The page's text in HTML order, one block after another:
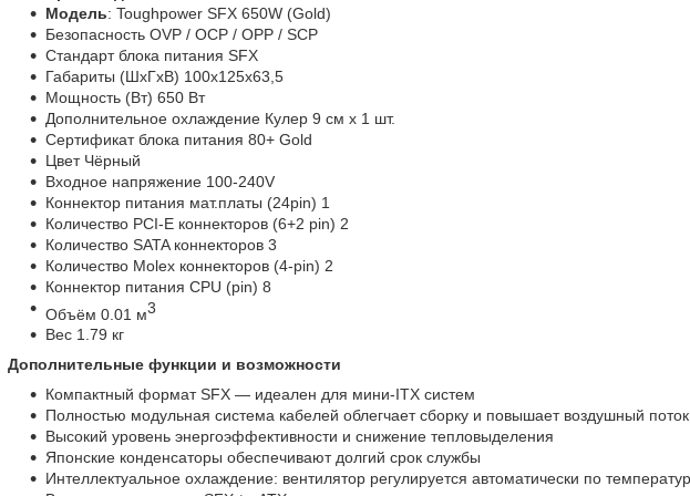
Модель: Toughpower SFX 650W (Gold)
Безопасность OVP / OCP / OPP / SCP
Стандарт блока питания SFX
Габариты (ШхГхВ) 100x125x63,5
Мощность (Bт) 650 Вт
Дополнительное охлаждение Кулер 9 см х 1 шт.
Сертификат блока питания 80+ Gold
Цвет Чёрный
Входное напряжение 100-240V
Коннектор питания мат.платы (24pin) 1
Количество PCI-E коннекторов (6+2 pin) 2
Количество SATA коннекторов 3
Количество Molex коннекторов (4-pin) 2
Коннектор питания CPU (pin) 8
Объём 0.01 м3
Вес 1.79 кг
Дополнительные функции и возможности
Компактный формат SFX — идеален для мини-ITX систем
Полностью модульная система кабелей облегчает сборку и повышает воздушный поток
Высокий уровень энергоэффективности и снижение тепловыделения
Японские конденсаторы обеспечивают долгий срок службы
Интеллектуальное охлаждение: вентилятор регулируется автоматически по